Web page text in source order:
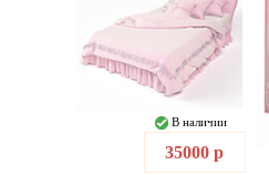
В наличии
35000 р